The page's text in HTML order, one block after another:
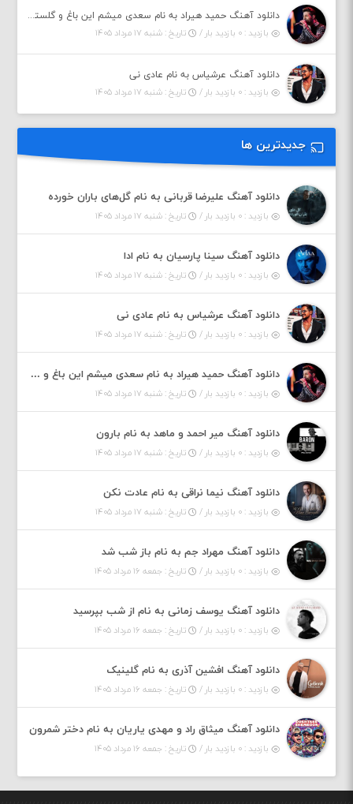
دانلود آهنگ حمید هیراد به نام سعدی میشم این باغ و گلستون کنی واسم خیام زمانه ام به تو پرت حواسم
بازدید : ۰ بازدید بار /
تاریخ : شنبه ۱۷ مرداد ۱۴۰۵
دانلود آهنگ عرشیاس به نام عادی نی
بازدید : ۰ بازدید بار /
تاریخ : شنبه ۱۷ مرداد ۱۴۰۵
جدیدترین ها
دانلود آهنگ علیرضا قربانی به نام گل‌های باران خورده
بازدید : ۰ بازدید بار / تاریخ : شنبه ۱۷ مرداد ۱۴۰۵
دانلود آهنگ سینا پارسیان به نام ادا
بازدید : ۰ بازدید بار / تاریخ : شنبه ۱۷ مرداد ۱۴۰۵
دانلود آهنگ عرشیاس به نام عادی نی
بازدید : ۰ بازدید بار / تاریخ : شنبه ۱۷ مرداد ۱۴۰۵
دانلود آهنگ حمید هیراد به نام سعدی میشم این باغ و گلستون کنی واسم خیام زمانه ام به تو پرت حواسم
بازدید : ۰ بازدید بار / تاریخ : شنبه ۱۷ مرداد ۱۴۰۵
دانلود آهنگ میر احمد و ماهد به نام بارون
بازدید : ۰ بازدید بار / تاریخ : شنبه ۱۷ مرداد ۱۴۰۵
دانلود آهنگ نیما نراقی به نام عادت نکن
بازدید : ۰ بازدید بار / تاریخ : شنبه ۱۷ مرداد ۱۴۰۵
دانلود آهنگ مهراد جم به نام باز شب شد
بازدید : ۰ بازدید بار / تاریخ : جمعه ۱۶ مرداد ۱۴۰۵
دانلود آهنگ یوسف زمانی به نام از شب بپرسید
بازدید : ۰ بازدید بار / تاریخ : جمعه ۱۶ مرداد ۱۴۰۵
دانلود آهنگ افشین آذری به نام گلینیک
بازدید : ۰ بازدید بار / تاریخ : جمعه ۱۶ مرداد ۱۴۰۵
دانلود آهنگ میثاق راد و مهدی یاریان به نام دختر شمرون
بازدید : ۰ بازدید بار / تاریخ : جمعه ۱۶ مرداد ۱۴۰۵